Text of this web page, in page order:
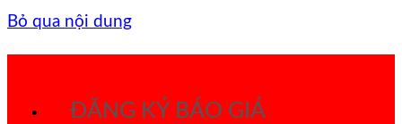
Bỏ qua nội dung
ĐĂNG KÝ BÁO GIÁ